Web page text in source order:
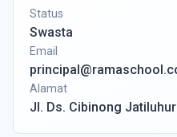
Status
Swasta
Email
Alamat
Jl. Ds. Cibinong